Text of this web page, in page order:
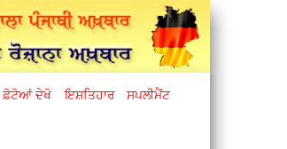
ਫ਼ੋਟੋਆਂ ਦੇਖੋ ਇਸ਼ਤਿਹਾਰ ਸਪਲੀਮੈਂਟ